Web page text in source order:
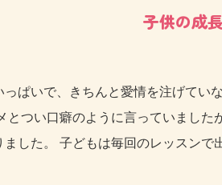
子供の成
ぱいで、きちんと愛情を注げてい
とつい口癖のように言っていまし
した。 子どもは毎回のレッスンで